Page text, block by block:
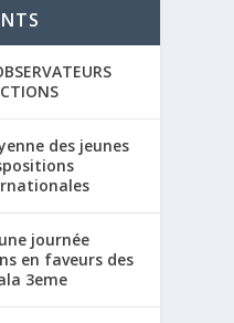
des jeunes
journée
en faveurs des
3eme